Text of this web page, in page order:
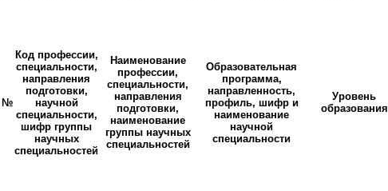
№
Код профессии,
специальности,
направления
подготовки,
научной
специальности,
шифр группы
научных
специальностей
Наименование
профессии,
специальности,
направления
подготовки,
наименование
группы научных
специальностей
Образовательная
программа,
направленность,
профиль, шифр и
наименование
научной
специальности
Уровень
образования